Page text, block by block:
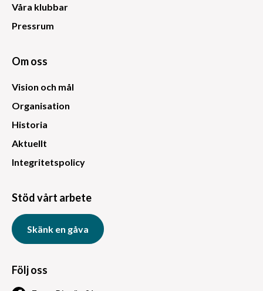
Våra klubbar
Pressrum
Om oss
Vision och mål
Organisation
Historia
Aktuellt
Integritetspolicy
Stöd vårt arbete
Skänk en gåva
Följ oss